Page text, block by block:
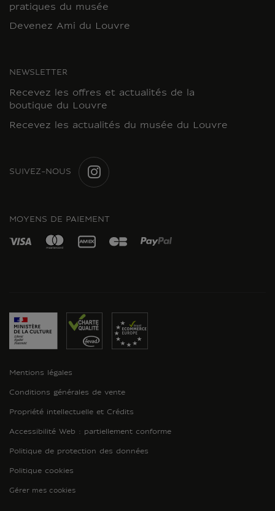
pratiques du musée
Devenez Ami du Louvre
NEWSLETTER
Recevez les offres et actualités de la
boutique du Louvre
Recevez les actualités du musée du Louvre
SUIVEZ-NOUS
MOYENS DE PAIEMENT
Mentions légales
Conditions générales de vente
Propriété intellectuelle et Crédits
Accessibilité Web : partiellement conforme
Politique de protection des données
Politique cookies
Gérer mes cookies